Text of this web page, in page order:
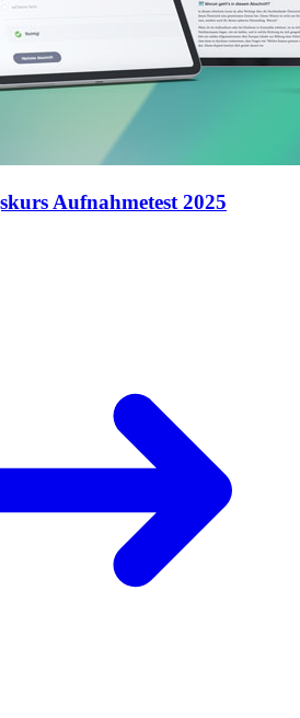
Aufnahmetest 2025